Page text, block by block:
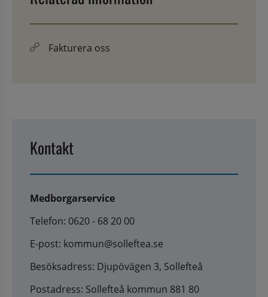
Fakturera oss
Kontakt
Medborgarservice
Telefon: 0620 - 68 20 00
E-post: kommun@solleftea.se
Besöksadress: Djupövägen 3, Sollefteå
Postadress: Sollefteå kommun 881 80